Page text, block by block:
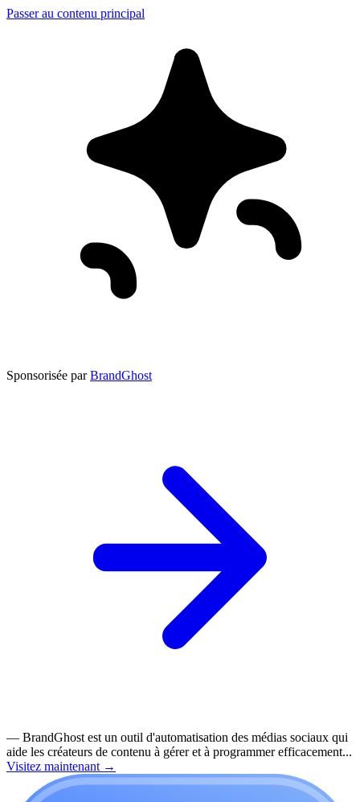
Passer au contenu principal
Sponsorisée par BrandGhost
— BrandGhost est un outil d'automatisation des médias sociaux qui
aide les créateurs de contenu à gérer et à programmer efficacement...
Visitez maintenant →